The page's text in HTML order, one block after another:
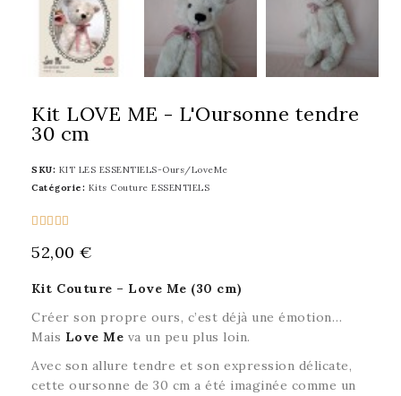
Kit LOVE ME - L'Oursonne tendre
30 cm
SKU
KIT LES ESSENTIELS-Ours/LoveMe
Catégorie
Kits Couture ESSENTIELS
    
52,00 €
Kit Couture – Love Me (30 cm)
Créer son propre ours, c’est déjà une émotion…
Mais Love Me va un peu plus loin.
Avec son allure tendre et son expression délicate,
cette oursonne de 30 cm a été imaginée comme un